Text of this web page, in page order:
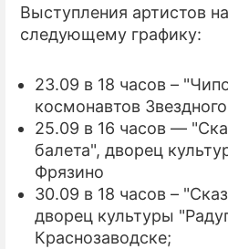
Выступления артистов
следующему графику:
23.09 в 18 часов –
космонавтов
25.09 в 16 часов —
балета", дворец
Фрязино
30.09 в 18 часов –
дворец культуры
Краснозаводске;